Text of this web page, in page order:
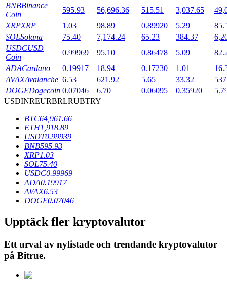
BTR-låsningar
Exklusiva investeringar för BTR-innehavare
Lån
Kryptostödd lånetjänst
BNBBinance
Coin
595.93 56,696.36 515.51 3,037.65
XRPXRP 1.03 98.89 0.89920 5.29
SOLSolana 75.40 7,174.24 65.23 384.37
USDCUSD
Coin
0.99969 95.10 0.86478 5.09
ADACardano 0.19917 18.94 0.17230 1.01
AVAXAvalanche 6.53 621.92 5.65 33.32
DOGEDogecoin 0.07046 6.70 0.06095 0.35920
USDINREURBRLRUBTRY
BTC64,961.66
ETH1,918.89
USDT0.99939
BNB595.93
XRP1.03
SOL75.40
USDC0.99969
ADA0.19917
AVAX6.53
DOGE0.07046
Upptäck fler kryptovalutor
Ett urval av nylistade och trendande kryptovalutor
på Bitrue.